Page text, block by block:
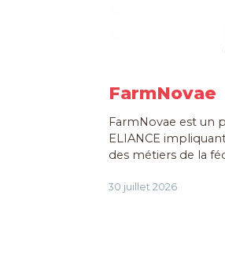
FarmNovae
FarmNovae est un
ELIANCE
des métiers de la
30 juillet 2026